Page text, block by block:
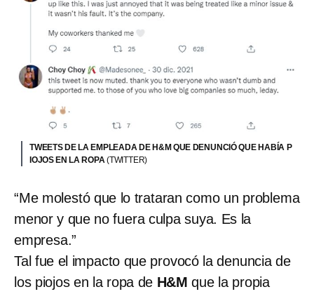
TWEETS DE LA EMPLEADA DE H&M QUE DENUNCIÓ QUE HABÍA P
IOJOS EN LA ROPA(TWITTER)
“Me molestó que lo trataran como un problema
menor y que no fuera culpa suya. Es la
empresa.”
Tal fue el impacto que provocó la denuncia de
los piojos en la ropa de H&M que la propia